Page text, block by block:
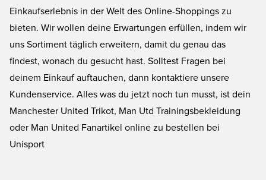
Einkaufserlebnis in der Welt des Online-Shoppings zu
bieten. Wir wollen deine Erwartungen erfüllen, indem wir
uns Sortiment täglich erweitern, damit du genau das
findest, wonach du gesucht hast. Solltest Fragen bei
deinem Einkauf auftauchen, dann kontaktiere unsere
Kundenservice. Alles was du jetzt noch tun musst, ist dein
Manchester United Trikot, Man Utd Trainingsbekleidung
oder Man United Fanartikel online zu bestellen bei
Unisport